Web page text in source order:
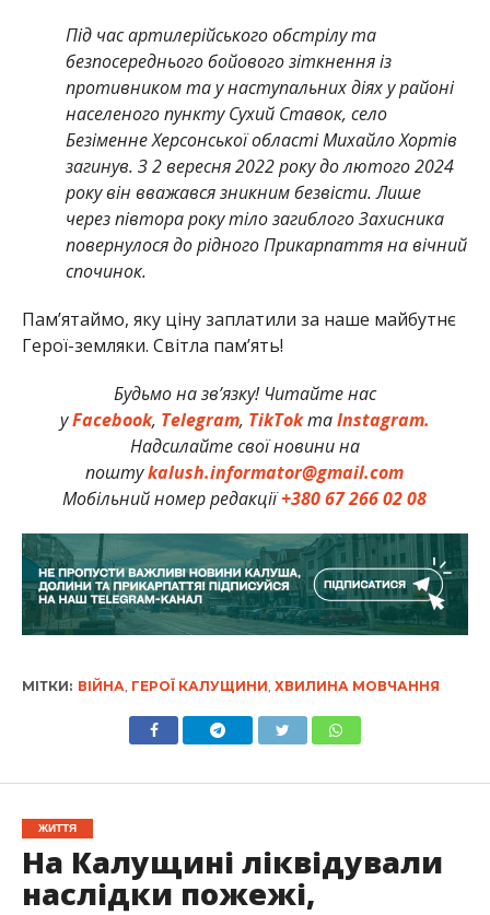
Під час артилерійського обстрілу та
безпосереднього бойового зіткнення із
противником та у наступальних діях у районі
населеного пункту Сухий Ставок, село
Безіменне Херсонської області Михайло Хортів
загинув. З 2 вересня 2022 року до лютого 2024
року він вважався зникним безвісти. Лише
через півтора року тіло загиблого Захисника
повернулося до рідного Прикарпаття на вічний
спочинок.
Памʼятаймо, яку ціну заплатили за наше майбутнє
Герої-земляки. Світла пам’ять!
Будьмо на зв’язку! Читайте нас
уFacebook, Telegram, TikTokтаInstagram.
Надсилайте свої новини на
поштуkalush.informator@gmail.com
Мобільний номер редакції+380 67 266 02 08
МІТКИ: ВІЙНА, ГЕРОЇ КАЛУЩИНИ, ХВИЛИНА МОВЧАННЯ
ЖИТТЯ
На Калущині ліквідували
наслідки пожежі,